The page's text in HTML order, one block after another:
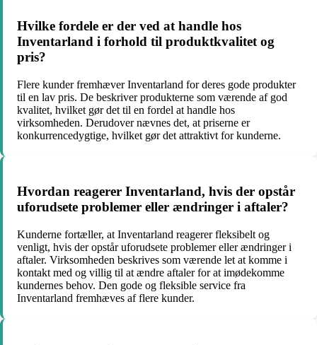
Hvilke fordele er der ved at handle hos
Inventarland i forhold til produktkvalitet og
pris?
Flere kunder fremhæver Inventarland for deres gode produkter
til en lav pris. De beskriver produkterne som værende af god
kvalitet, hvilket gør det til en fordel at handle hos
virksomheden. Derudover nævnes det, at priserne er
konkurrencedygtige, hvilket gør det attraktivt for kunderne.
Hvordan reagerer Inventarland, hvis der opstår
uforudsete problemer eller ændringer i aftaler?
Kunderne fortæller, at Inventarland reagerer fleksibelt og
venligt, hvis der opstår uforudsete problemer eller ændringer i
aftaler. Virksomheden beskrives som værende let at komme i
kontakt med og villig til at ændre aftaler for at imødekomme
kundernes behov. Den gode og fleksible service fra
Inventarland fremhæves af flere kunder.